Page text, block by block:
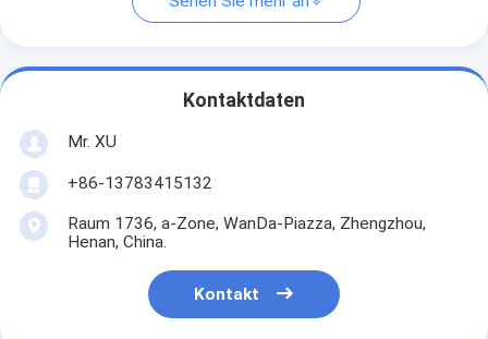
Kontaktdaten
Mr. XU
+86-13783415132
Raum 1736, a-Zone, WanDa-Piazza, Zhengzhou,
Henan, China.
Kontakt